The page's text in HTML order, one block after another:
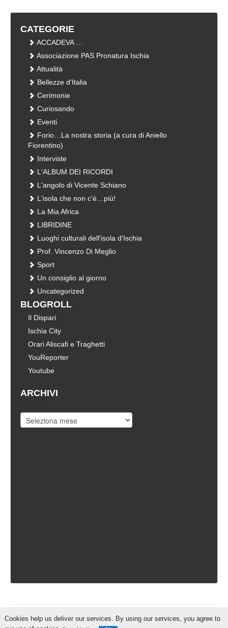
CATEGORIE
ACCADEVA …
Associazione PAS Pronatura Ischia
Attualità
Bellezze d'Italia
Cerimonie
Curiosando
Eventi
Forio…La nostra storia (a cura di Aniello
Fiorentino)
Interviste
L'ALBUM DEI RICORDI
L'angolo di Vicente Schiano
L'isola che non c'è…più!
La Mia Africa
LIBRIDINE
Luoghi culturali dell'isola d'Ischia
Prof. Vincenzo Di Meglio
Sport
Un consiglio al giorno
Uncategorized
BLOGROLL
Il Dispari
Ischia City
Orari Aliscafi e Traghetti
YouReporter
Youtube
ARCHIVI
IschiaReporter.it - Curato daPietro Coppa
Cookies help us deliver our services. By using our services, you agree to